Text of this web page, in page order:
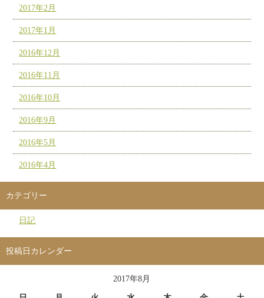
2017年2月
2017年1月
2016年12月
2016年11月
2016年10月
2016年9月
2016年5月
2016年4月
カテゴリー
日記
投稿日カレンダー
2017年8月